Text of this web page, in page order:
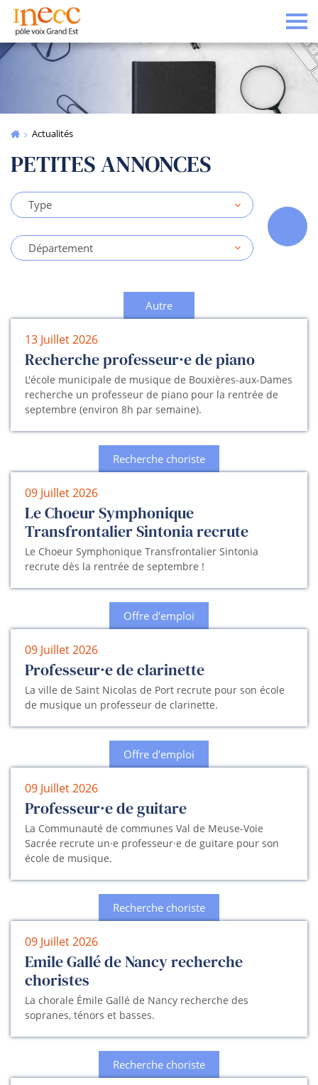
Actualités
PETITES ANNONCES
Type:
Département:
Autre
13 Juillet 2026
Recherche professeur·e de piano
L'école municipale de musique de Bouxières-aux-Dames
recherche un professeur de piano pour la rentrée de
septembre (environ 8h par semaine).
Recherche choriste
09 Juillet 2026
Le Choeur Symphonique
Transfrontalier Sintonia recrute
Le Choeur Symphonique Transfrontalier Sintonia
recrute dès la rentrée de septembre !
Offre d'emploi
09 Juillet 2026
Professeur·e de clarinette
La ville de Saint Nicolas de Port recrute pour son école
de musique un professeur de clarinette.
Offre d'emploi
09 Juillet 2026
Professeur·e de guitare
La Communauté de communes Val de Meuse-Voie
Sacrée recrute un·e professeur·e de guitare pour son
école de musique.
Recherche choriste
09 Juillet 2026
Emile Gallé de Nancy recherche
choristes
La chorale Émile Gallé de Nancy recherche des
sopranes, ténors et basses.
Recherche choriste